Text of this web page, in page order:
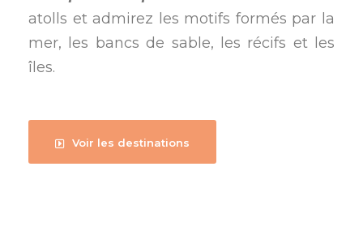
atolls et admirez les motifs formés par la
mer, les bancs de sable, les récifs et les
îles.
Voir les destinations